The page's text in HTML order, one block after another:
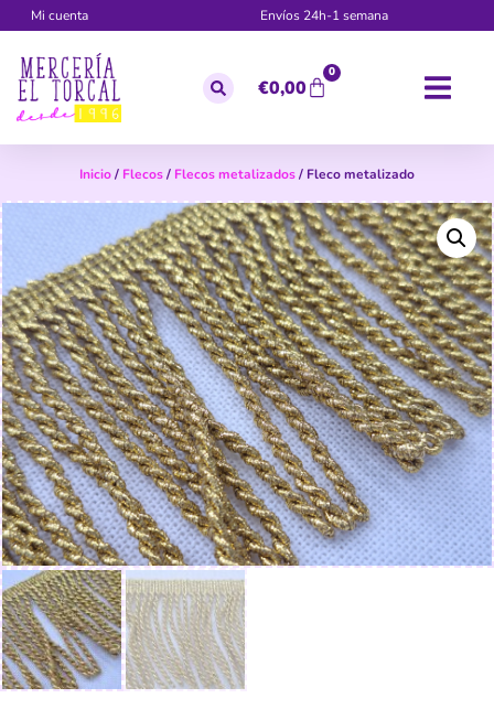
Mi cuenta Envíos 24h-1 semana
€0,00
0
Inicio/ Flecos/ Flecos metalizados/ Fleco metalizado